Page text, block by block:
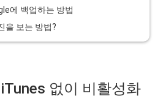
에 백업하는 방법
을 보는 방법?
없이 비활성화